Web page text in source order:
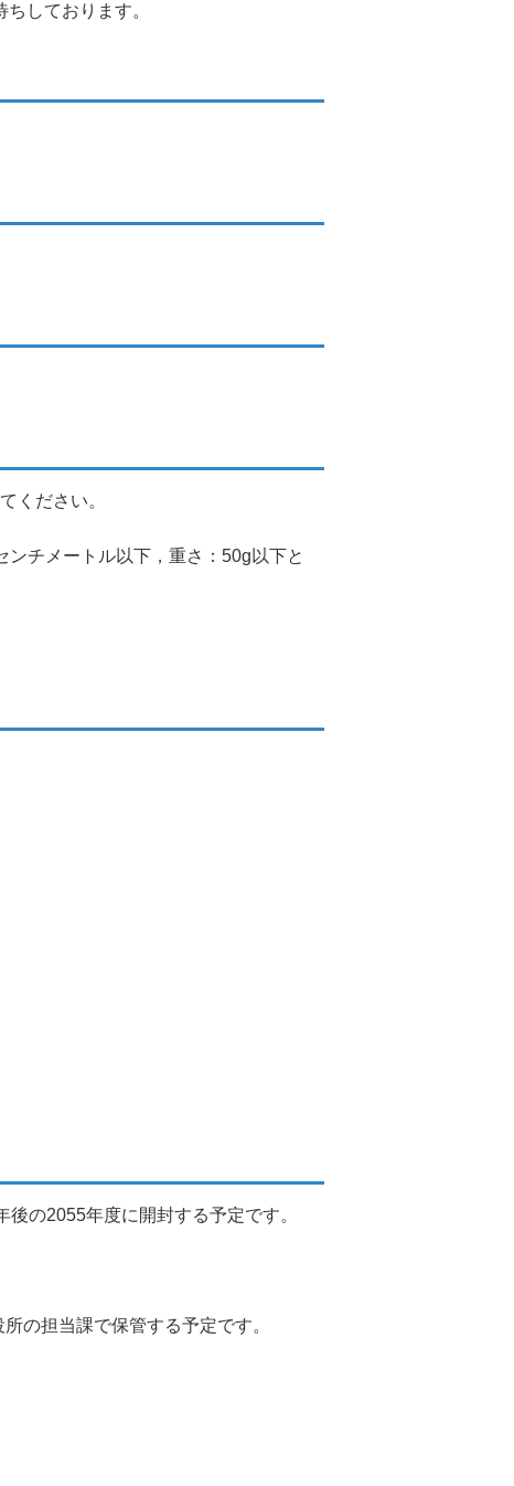
しております。
ください。
チメートル以下，重さ：50g以下と
の2055年度に開封する予定です。
の担当課で保管する予定です。